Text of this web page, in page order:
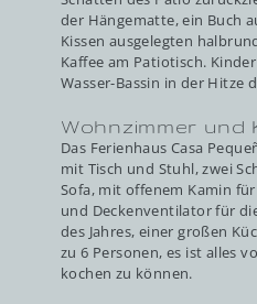
der Hängematte, ein Buch
Kissen ausgelegten
Kaffee am Patiotisch.
Wasser-Bassin in der Hitze
Wohnzimmer und
Das Ferienhaus Casa
mit Tisch und Stuhl, zwei
Sofa, mit offenem Kamin
und Deckenventilator für
des Jahres, einer großen
zu 6 Personen, es ist alles
kochen zu können.